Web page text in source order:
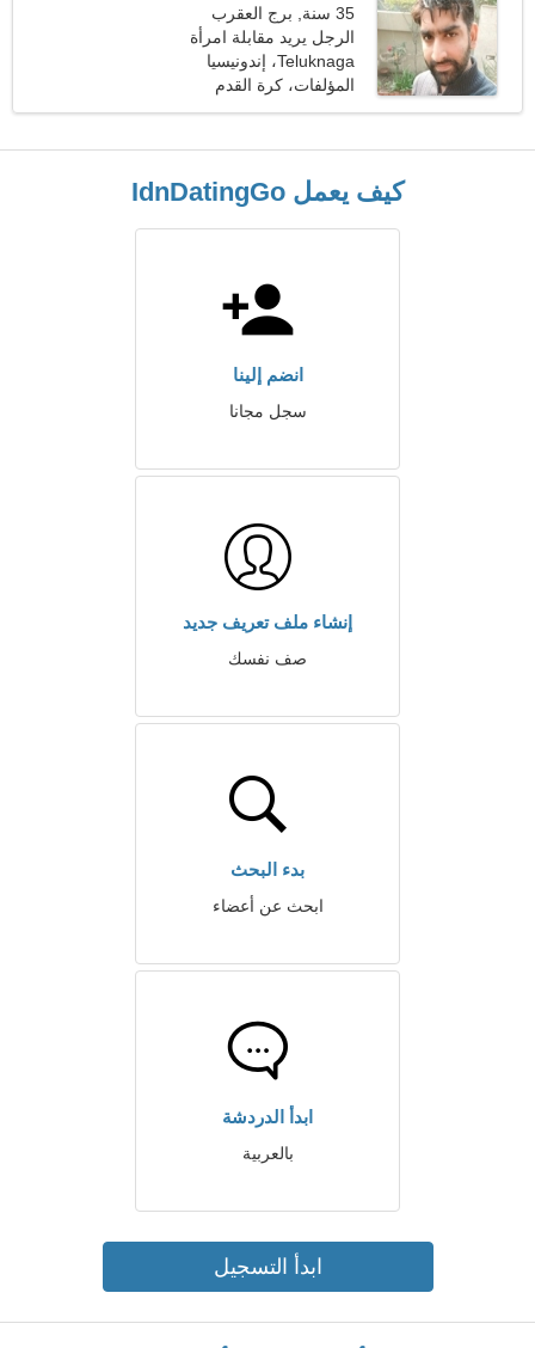
35 سنة, برج العقرب
الرجل يريد مقابلة امرأة
Teluknaga، إندونيسيا
المؤلفات، كرة القدم
الامريكية
كيف يعمل IdnDatingGo
انضم إلينا
سجل مجانا
إنشاء ملف تعريف جديد
صف نفسك
بدء البحث
ابحث عن أعضاء
ابدأ الدردشة
بالعربية
ابدأ التسجيل